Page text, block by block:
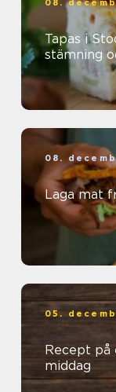
08.
Tapas i
stämning
08.
Laga mat
05.
Recept
middag